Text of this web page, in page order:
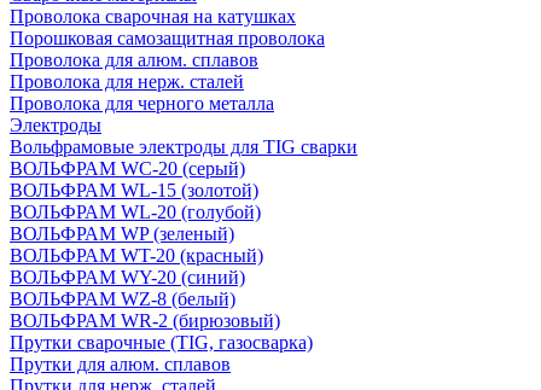
Проволока сварочная на катушках
Порошковая самозащитная проволока
Проволока для алюм. сплавов
Проволока для нерж. сталей
Проволока для черного металла
Электроды
Вольфрамовые электроды для TIG сварки
ВОЛЬФРАМ WC-20 (серый)
ВОЛЬФРАМ WL-15 (золотой)
ВОЛЬФРАМ WL-20 (голубой)
ВОЛЬФРАМ WP (зеленый)
ВОЛЬФРАМ WT-20 (красный)
ВОЛЬФРАМ WY-20 (синий)
ВОЛЬФРАМ WZ-8 (белый)
ВОЛЬФРАМ WR-2 (бирюзовый)
Прутки сварочные (TIG, газосварка)
Прутки для алюм. сплавов
Прутки для нерж. сталей